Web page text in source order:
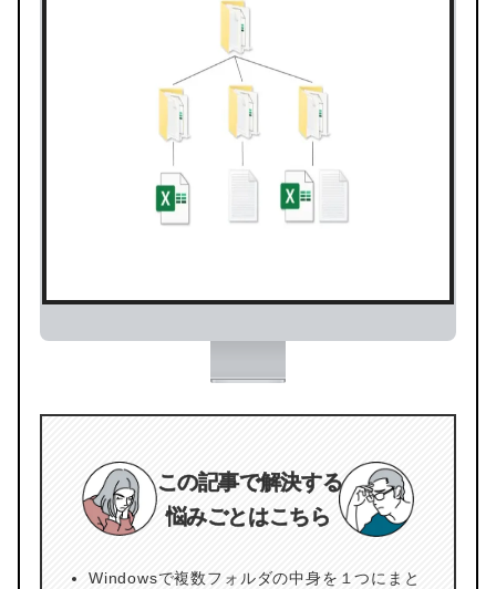
この記事で解決する
悩みごとはこちら
Windowsで複数フォルダの中身を１つにまと